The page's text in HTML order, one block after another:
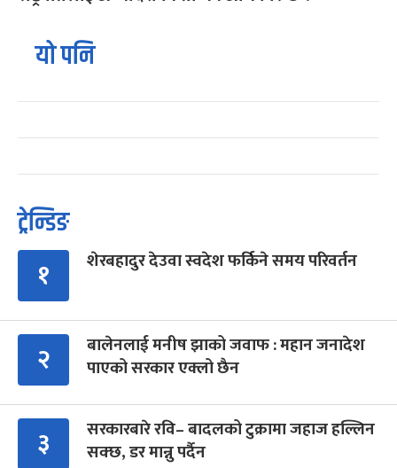
यो पनि
ट्रेन्डिङ
१ शेरबहादुर देउवा स्वदेश फर्किने समय परिवर्तन
२
बालेनलाई मनीष झाको जवाफ : महान जनादेश
पाएको सरकार एक्लो छैन
३
सरकारबारे रवि– बादलको टुक्रामा जहाज हल्लिन
सक्छ, डर मान्नु पर्दैन